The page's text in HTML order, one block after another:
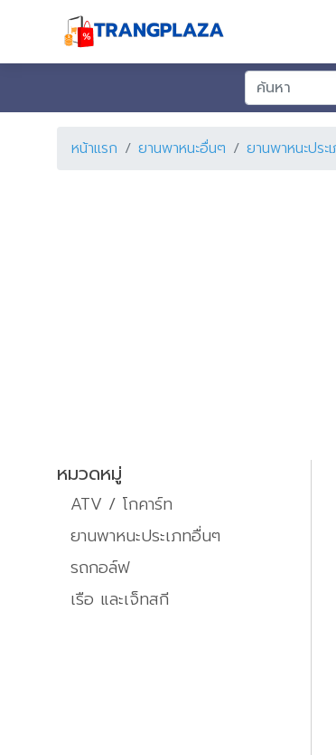
หน้าแรก ยานพาหนะอื่นๆ ยานพาหนะประ
หมวดหมู่
ATV / โกคาร์ท
ยานพาหนะประเภทอื่นๆ
รถกอล์ฟ
เรือ และเจ็ทสกี